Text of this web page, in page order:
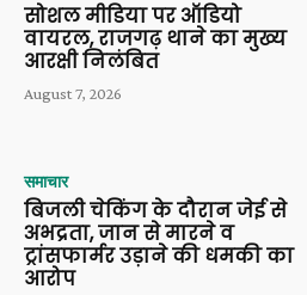
सोशल मीडिया पर ऑडियो
वायरल, राजगढ़ थाने का मुख्य
आरक्षी निलंबित
August 7, 2026
समाचार
बिजली चेकिंग के दौरान जेई से
अभद्रता, जान से मारने व
ट्रांसफार्मर उड़ाने की धमकी का
आरोप